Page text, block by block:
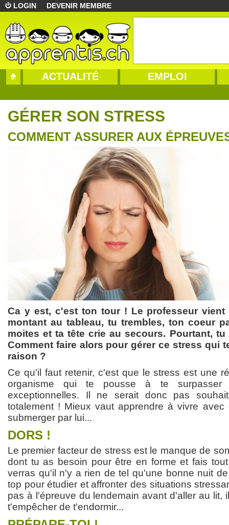
LOGIN DEVENIR MEMBRE
ACTUALITÉ EMPLOI
GÉRER SON STRESS
COMMENT ASSURER AUX
Ca y est, c'est ton tour ! Le professeur
montant au tableau, tu trembles, ton coeur
moites et ta tête crie au secours. Pourtant,
Comment faire alors pour gérer ce stress qui
raison ?
Ce qu'il faut retenir, c'est que le stress est une
organisme qui te pousse à te surpasser
exceptionnelles. Il ne serait donc pas
totalement ! Mieux vaut apprendre à vivre
submerger par lui...
DORS !
Le premier facteur de stress est le manque de
dont tu as besoin pour être en forme et fais
verras qu'il n'y a rien de tel qu'une bonne nuit
top pour étudier et affronter des situations
pas à l'épreuve du lendemain avant d'aller au lit,
t'empêcher de t'endormir...